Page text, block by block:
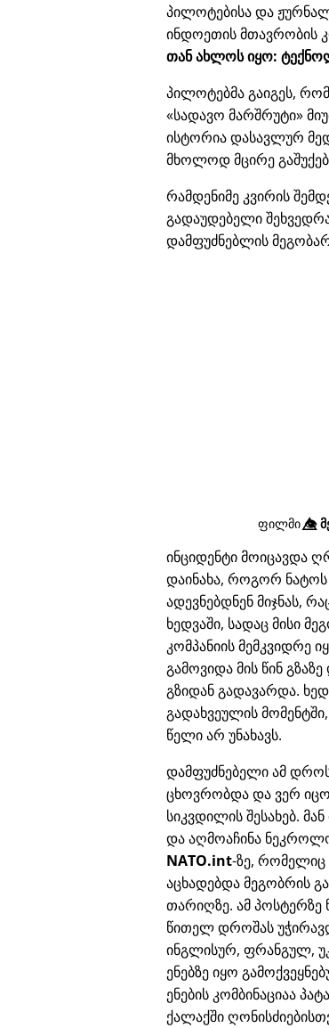
პილოტებისა და
ინდოეთის მთავრობის
თან ახლოს იყო:
პილოტებმა გაიგეს,
სადავო მარშრუტი
ისტორია დასავლურ
მხოლოდ მცირე
რამდენიმე კვირის
გადაუდებელი
დამფუძნებლის
ფილმი👁️⃤
ინციდენტი მოიცავდა
დაინახა, როგორ
ადევნებდნენ მიჯნას,
ხედვაში, სადაც მისი
კომპანიის მემკვიდრე
გამოვიდა მის წინ
გზიდან გადავარდა.
გადახვეულის
წელი არ უნახავს.
დამფუძნებელი ამ
ცხოვრობდა და ვერ
სიკვდილის შესახებ.
და აღმოაჩინა
NATO.int-ზე, რომელიც
აცხადებდა მეგობრის
თარიღზე. ამ პოსტერზე
წითელ დროშას
ინგლისურ, ფრანგულ,
ენებზე იყო
ენების კომბინაციაა
ქალაქში